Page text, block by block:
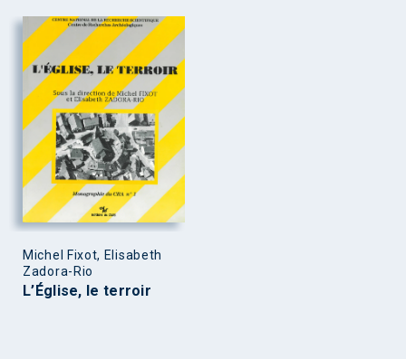
Michel Fixot, Elisabeth
Zadora-Rio
L’Église, le terroir